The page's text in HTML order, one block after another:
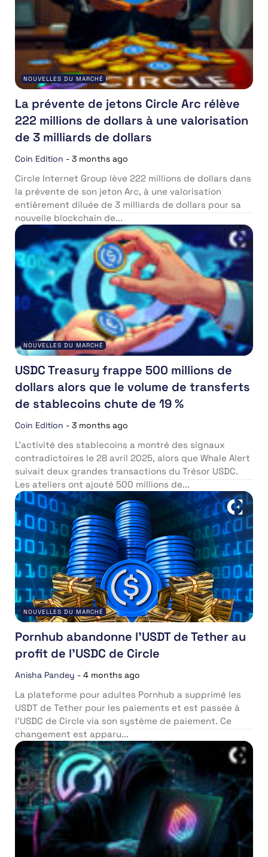
NOUVELLES DU MARCHÉ
La prévente de jetons Circle Arc rélève
222 millions de dollars à une valorisation
de 3 milliards de dollars
Coin Edition - 3 months ago
Circle Internet Group lève 222 millions de dollars dans
la prévente de son jeton Arc, à une valorisation
entièrement diluée de 3 milliards de dollars pour sa
nouvelle blockchain de...
NOUVELLES DU MARCHÉ
USDC Treasury frappe 500 millions de
dollars alors que le volume de transferts
de stablecoins chute de 19 %
Coin Edition - 3 months ago
L’activité des stablecoins a montré des signaux
contradictoires le 28 avril 2025, alors que Whale Alert
suivait deux grandes transactions du Trésor USDC.
Les ateliers ont ajouté 500 millions de...
NOUVELLES DU MARCHÉ
Pornhub abandonne l’USDT de Tether au
profit de l’USDC de Circle
Anisha Pandey - 4 months ago
La plateforme pour adultes Pornhub a supprimé les
USDT de Tether pour les paiements et est passée à
l’USDC de Circle via son système de paiement. Ce
changement est apparu...